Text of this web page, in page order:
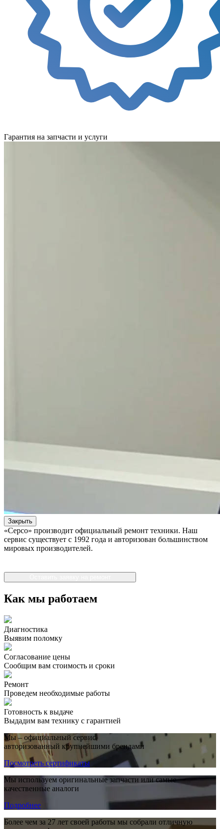
Гарантия на запчасти и услуги
Закрыть
«Серсо» производит официальный ремонт техники. Наш
сервис существует с 1992 года и авторизован большинством
мировых производителей.
Как мы работаем
Диагностика
Выявим поломку
Согласование цены
Сообщим вам стоимость и сроки
Ремонт
Проведем необходимые работы
Готовность к выдаче
Выдадим вам технику с гарантией
Мы – официальный сервис,
авторизованный крупнейшими брендами
Посмотреть сертификаты
Мы используем оригинальные запчасти или самые
качественные аналоги
Подробнее
Более чем за 27 лет своей работы мы собрали отличную